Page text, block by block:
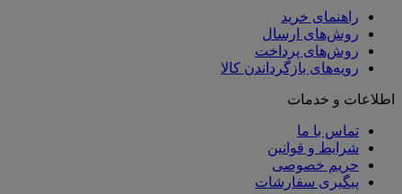
راهنمای خرید
روش‌های ارسال
روش‌های پرداخت
رویه‌های بازگرداندن کالا
اطلاعات و خدمات
تماس با ما
شرایط و قوانین
حریم خصوصی
پیگیری سفارشات